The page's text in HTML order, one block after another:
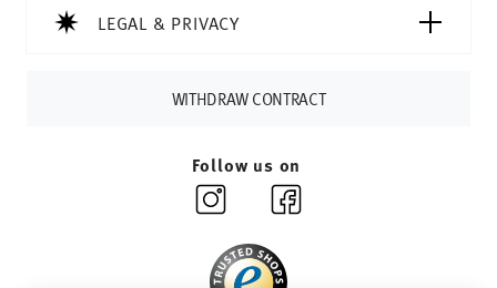
Delivery time: 3-5 working days for delivery within
Germany for items in stock. You can view delivery times to
For returns, please use ourreturns service
LEGAL & PRIVACY
WITHDRAW CONTRACT
Follow us on